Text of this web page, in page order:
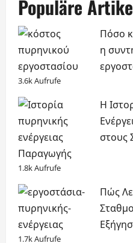
Populäre
Πόσο
η
3.6k Aufrufe
Η
στους
Παραγωγής
1.8k Aufrufe
Πώς
1.7k Aufrufe